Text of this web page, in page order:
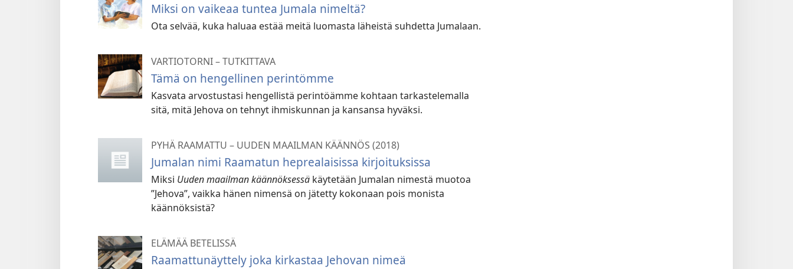
Miksi on vaikeaa tuntea Jumala nimeltä?
Ota selvää, kuka haluaa estää meitä luomasta läheistä suhdetta Jumalaan.
VARTIOTORNI – TUTKITTAVA
Tämä on hengellinen perintömme
Kasvata arvostustasi hengellistä perintöämme kohtaan tarkastelemalla
sitä, mitä Jehova on tehnyt ihmiskunnan ja kansansa hyväksi.
PYHÄ RAAMATTU – UUDEN MAAILMAN KÄÄNNÖS (2018)
Jumalan nimi Raamatun heprealaisissa kirjoituksissa
Miksi Uuden maailman käännöksessä käytetään Jumalan nimestä muotoa
”Jehova”, vaikka hänen nimensä on jätetty kokonaan pois monista
käännöksistä?
ELÄMÄÄ BETELISSÄ
Raamattunäyttely joka kirkastaa Jehovan nimeä